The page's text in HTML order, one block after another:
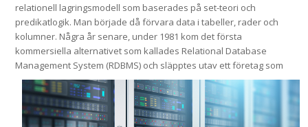
relationell lagringsmodell som baserades på set-teori och
predikatlogik. Man började då förvara data i tabeller, rader och
kolumner. Några år senare, under 1981 kom det första
kommersiella alternativet som kallades Relational Database
Management System (RDBMS) och släpptes utav ett företag som